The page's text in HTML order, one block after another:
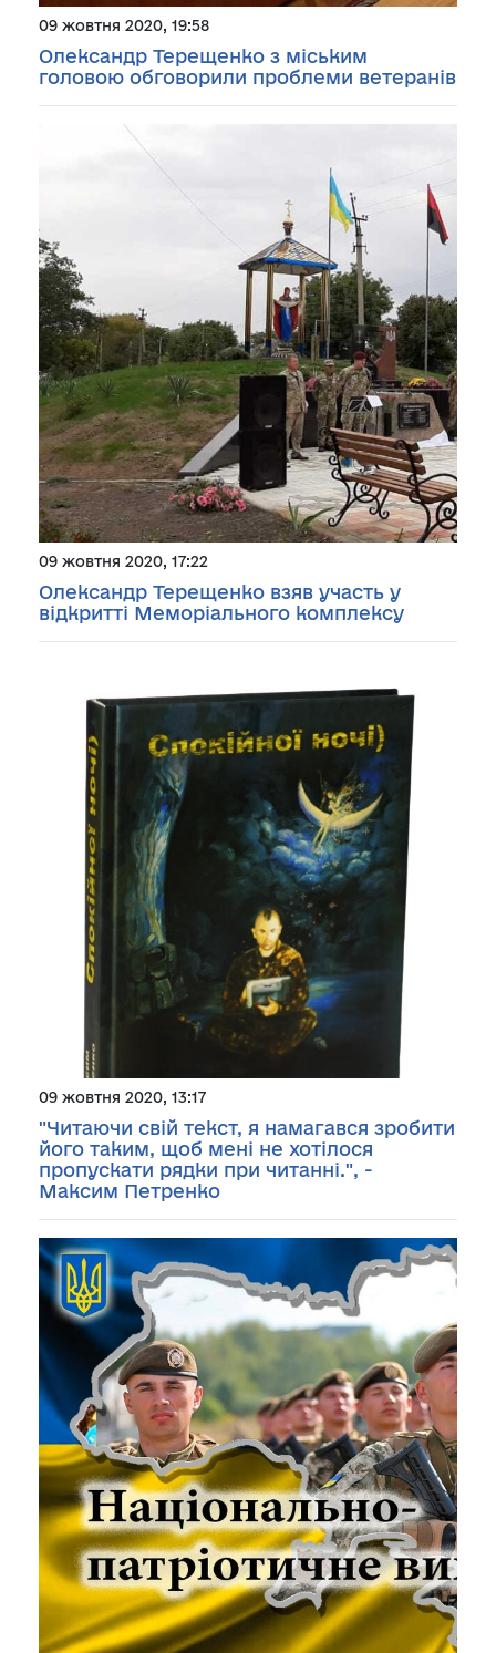
09 жовтня 2020, 19:58
Олександр Терещенко з міським
головою обговорили проблеми ветеранів
09 жовтня 2020, 17:22
Олександр Терещенко взяв участь у
відкритті Меморіального комплексу
09 жовтня 2020, 13:17
"Читаючи свій текст, я намагався зробити
його таким, щоб мені не хотілося
пропускати рядки при читанні.", -
Максим Петренко